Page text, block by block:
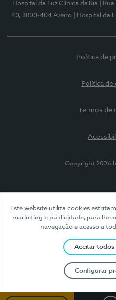
Este website utiliza cookies
marketing e publicidade, para lhe
navegação e acesso a
Aceitar todos
Configurar
Hospital da Luz Clínica da Ria
|
40, 3800-404 Aveiro
| Hospital da
Política de
Política de
Termos de
Copyright 2026